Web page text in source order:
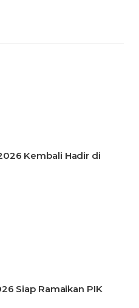
Kembali Hadir di
Siap Ramaikan PIK